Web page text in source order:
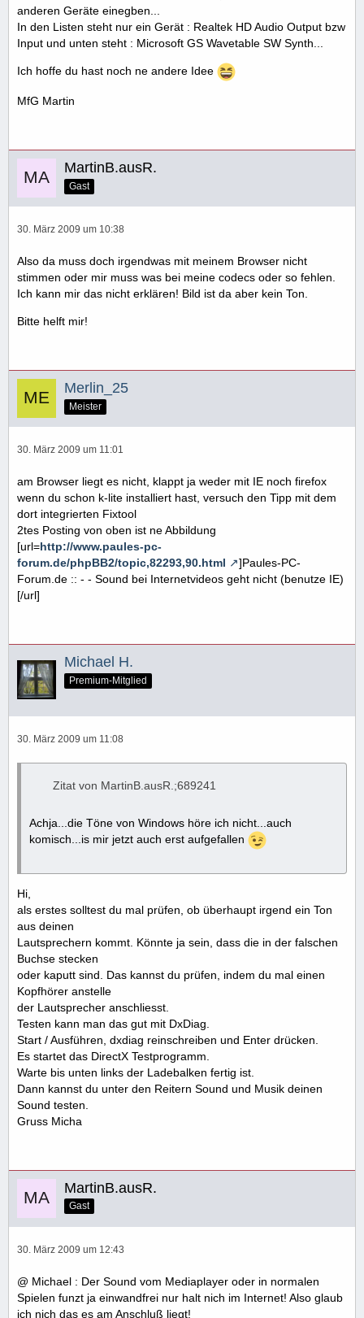
anderen Geräte einegben...
In den Listen steht nur ein Gerät : Realtek HD Audio Output bzw
Input und unten steht : Microsoft GS Wavetable SW Synth...
Ich hoffe du hast noch ne andere Idee
MfG Martin
MartinB.ausR.
Gast
30. März 2009 um 10:38
Also da muss doch irgendwas mit meinem Browser nicht
stimmen oder mir muss was bei meine codecs oder so fehlen.
Ich kann mir das nicht erklären! Bild ist da aber kein Ton.
Bitte helft mir!
Merlin_25
Meister
30. März 2009 um 11:01
am Browser liegt es nicht, klappt ja weder mit IE noch firefox
wenn du schon k-lite installiert hast, versuch den Tipp mit dem
dort integrierten Fixtool
2tes Posting von oben ist ne Abbildung
[url=http://www.paules-pc-
forum.de/phpBB2/topic,82293,90.html
]Paules-PC-
Forum.de :: - - Sound bei Internetvideos geht nicht (benutze IE)
[/url]
Michael H.
Premium-Mitglied
30. März 2009 um 11:08
Zitat von MartinB.ausR.;689241
Achja...die Töne von Windows höre ich nicht...auch
komisch...is mir jetzt auch erst aufgefallen
Hi,
als erstes solltest du mal prüfen, ob überhaupt irgend ein Ton
aus deinen
Lautsprechern kommt. Könnte ja sein, dass die in der falschen
Buchse stecken
oder kaputt sind. Das kannst du prüfen, indem du mal einen
Kopfhörer anstelle
der Lautsprecher anschliesst.
Testen kann man das gut mit DxDiag.
Start / Ausführen, dxdiag reinschreiben und Enter drücken.
Es startet das DirectX Testprogramm.
Warte bis unten links der Ladebalken fertig ist.
Dann kannst du unter den Reitern Sound und Musik deinen
Sound testen.
Gruss Micha
MartinB.ausR.
Gast
30. März 2009 um 12:43
@ Michael : Der Sound vom Mediaplayer oder in normalen
Spielen funzt ja einwandfrei nur halt nich im Internet! Also glaub
ich nich das es am Anschluß liegt!